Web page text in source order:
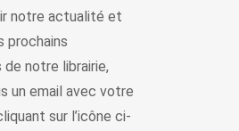
notre actualité et
prochains
notre librairie,
un email avec votre
sur l’icône ci-